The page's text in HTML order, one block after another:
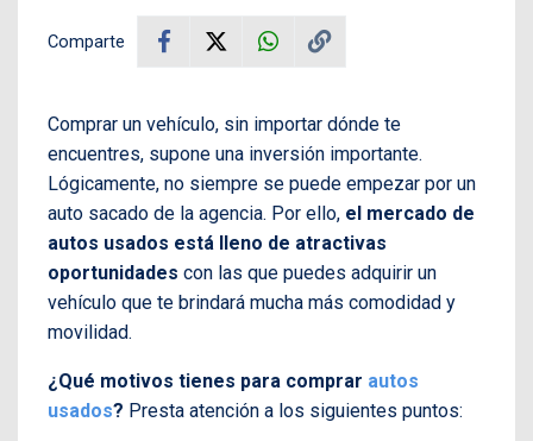
Comparte
Comprar un vehículo, sin importar dónde te
encuentres, supone una inversión importante.
Lógicamente, no siempre se puede empezar por un
auto sacado de la agencia. Por ello, el mercado de
autos usados está lleno de atractivas
oportunidades con las que puedes adquirir un
vehículo que te brindará mucha más comodidad y
movilidad.
¿Qué motivos tienes para comprar autos
usados? Presta atención a los siguientes puntos: